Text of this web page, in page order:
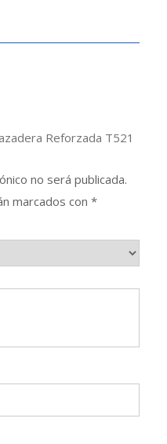
Reforzada T521
no será publicada.
marcados con *